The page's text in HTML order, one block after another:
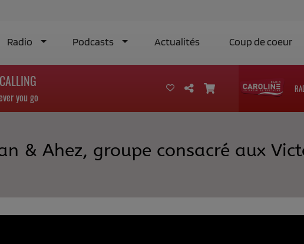
Radio Podcasts Actualités Coup de coeur
you go
& Ahez, groupe consacré aux